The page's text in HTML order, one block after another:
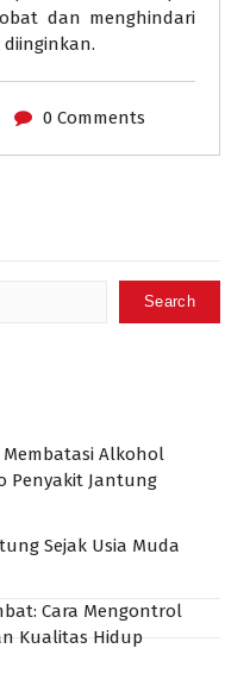
dan menghindari
0 Comments
Search
Alkohol
Penyakit Jantung
Sejak Usia Muda
Cara Mengontrol
Kualitas Hidup